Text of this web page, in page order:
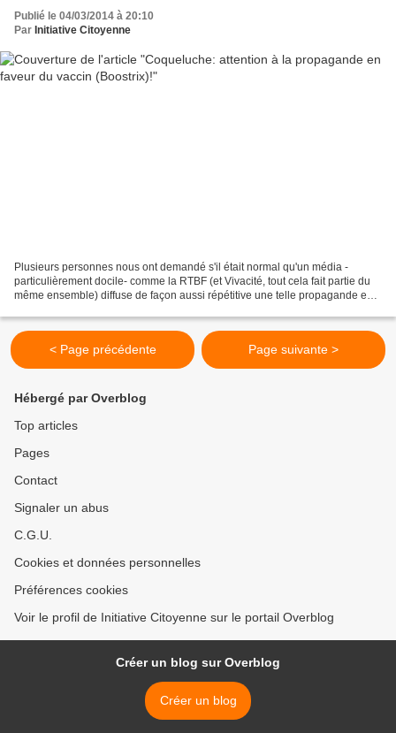
Publié le 04/03/2014 à 20:10
Par Initiative Citoyenne
Plusieurs personnes nous ont demandé s'il était normal qu'un média -
particulièrement docile- comme la RTBF (et Vivacité, tout cela fait partie du
même ensemble) diffuse de façon aussi répétitive une telle propagande en
< Page précédente Page suivante >
Hébergé par Overblog
Top articles
Pages
Contact
Signaler un abus
C.G.U.
Cookies et données personnelles
Préférences cookies
Voir le profil de Initiative Citoyenne sur le portail Overblog
Créer un blog sur Overblog
Créer un blog